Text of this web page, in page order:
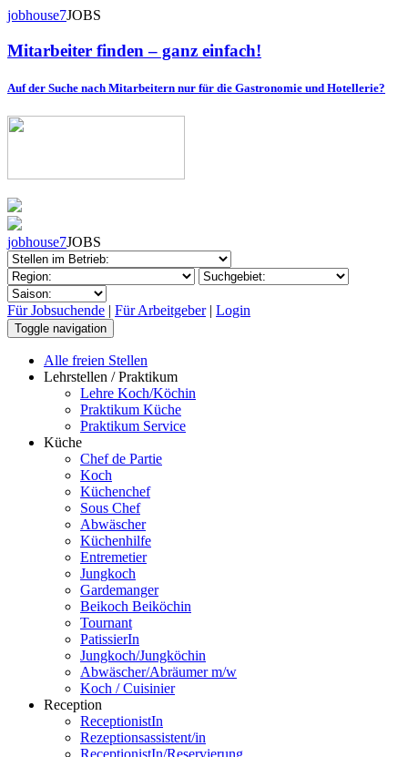
jobhouse7JOBS
Mitarbeiter finden – ganz einfach!
Auf der Suche nach Mitarbeitern nur für die Gastronomie und Hotellerie?
jobhouse7JOBS
Für Jobsuchende | Für Arbeitgeber| Login
Toggle navigation
Alle freien Stellen
Lehrstellen / Praktikum
Lehre Koch/Köchin
Praktikum Küche
Praktikum Service
Küche
Chef de Partie
Koch
Küchenchef
Sous Chef
Abwäscher
Küchenhilfe
Entremetier
Jungkoch
Gardemanger
Beikoch Beiköchin
Tournant
PatissierIn
Jungkoch/Jungköchin
Abwäscher/Abräumer m/w
Koch / Cuisinier
Reception
ReceptionistIn
Rezeptionsassistent/in